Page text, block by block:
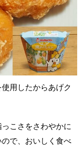
用したからあげク
こさをさわやかに
で、おいしく食べ